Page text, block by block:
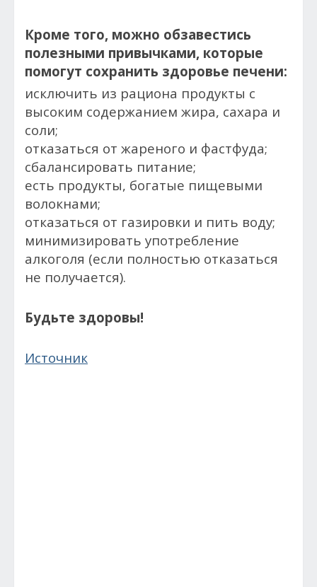
Кроме того, можно обзавестись
полезными привычками, которые
помогут сохранить здоровье печени:
исключить из рациона продукты с
высоким содержанием жира, сахара и
соли;
отказаться от жареного и фастфуда;
сбалансировать питание;
есть продукты, богатые пищевыми
волокнами;
отказаться от газировки и пить воду;
минимизировать употребление
алкоголя (если полностью отказаться
не получается).
Будьте здоровы!
Источник